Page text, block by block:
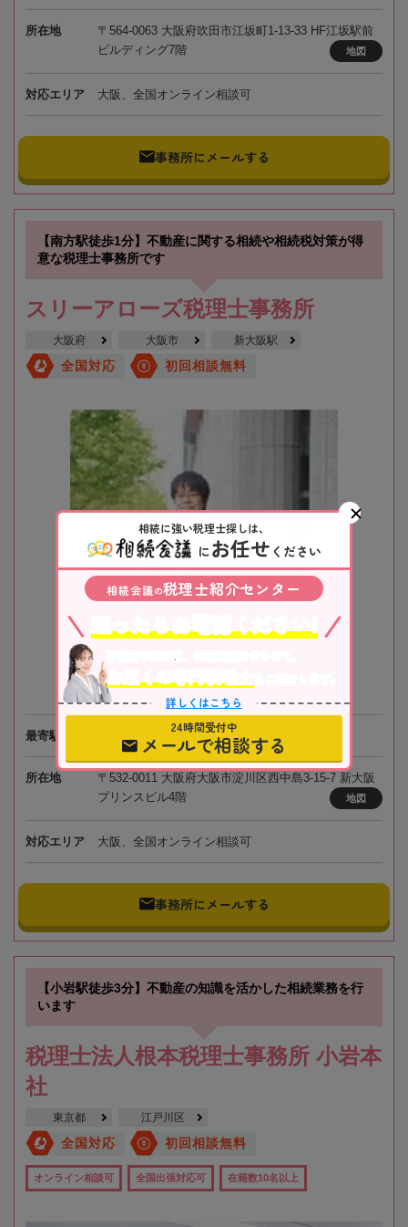
所在地
〒564-0063 大阪府吹田市江坂町1-13-33 HF江坂駅前
ビルディング7階
地図
対応エリア 大阪、全国オンライン相談可
事務所にメールする
【南方駅徒歩1分】不動産に関する相続や相続税対策が得
意な税理士事務所です
スリーアローズ税理士事務所
大阪府 大阪市 新大阪駅
全国対応 初回相談無料
最寄駅 阪急電鉄「南方駅」徒歩1分
所在地
〒532-0011 大阪府大阪市淀川区西中島3-15-7 新大阪
プリンスビル4階
地図
対応エリア 大阪、全国オンライン相談可
事務所にメールする
【小岩駅徒歩3分】不動産の知識を活かした相続業務を行
います
税理士法人根本税理士事務所 小岩本
社
東京都 江戸川区
全国対応 初回相談無料
オンライン相談可 全国出張対応可 在籍数10名以上
相続に強い税理士探しは、
にお任せ ください
相続会議の税理士紹介センター
不動産や株式等、相続資産に合わせて、
お近くの専門税理士
をご紹介します。
詳しくはこちら
24時間受付中
メールで相談する